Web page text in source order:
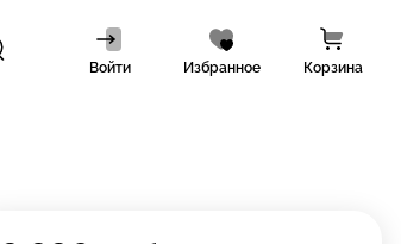
Войти Избранное Корзина